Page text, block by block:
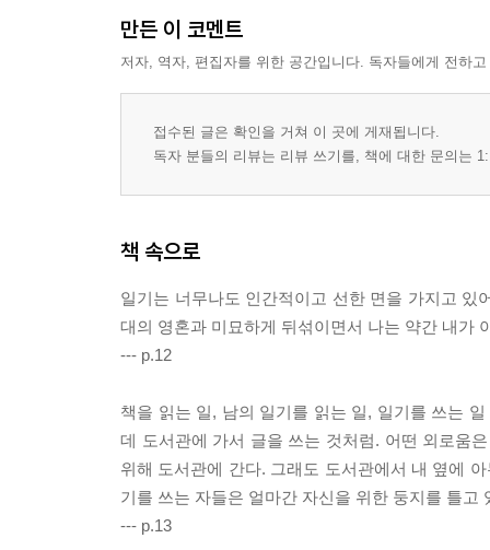
만든 이 코멘트
저자, 역자, 편집자를 위한 공간입니다. 독자들에게 전하
접수된 글은 확인을 거쳐 이 곳에 게재됩니다.
독자 분들의 리뷰는 리뷰 쓰기를, 책에 대한 문의는
책 속으로
일기는 너무나도 인간적이고 선한 면을 가지고
대의 영혼과 미묘하게 뒤섞이면서 나는 약간 내가
--- p.12
책을 읽는 일, 남의 일기를 읽는 일, 일기를 쓰는
데 도서관에 가서 글을 쓰는 것처럼. 어떤 외로움
위해 도서관에 간다. 그래도 도서관에서 내 옆에
기를 쓰는 자들은 얼마간 자신을 위한 둥지를 틀고
--- p.13